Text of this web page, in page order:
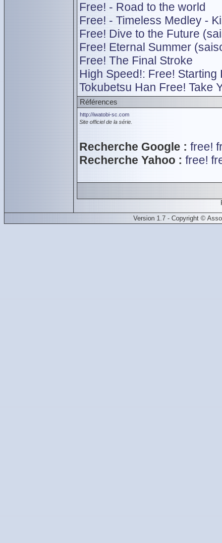
Free! - Road to the world
Free! - Timeless Medley -
Free! Dive to the Future
Free! Eternal Summer
Free! The Final Stroke
High Speed!: Free! Starting
Tokubetsu Han Free! Take
Références
http://iwatobi-sc.com
Site officiel de la série.
Recherche Google : free!
Recherche Yahoo : free!
Version 1.7 - Copyright ©